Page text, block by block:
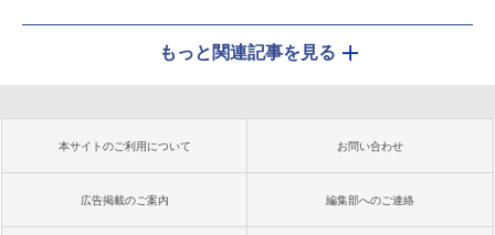
もっと関連記事を見る
本サイトのご利用について お問い合わせ
広告掲載のご案内 編集部へのご連絡